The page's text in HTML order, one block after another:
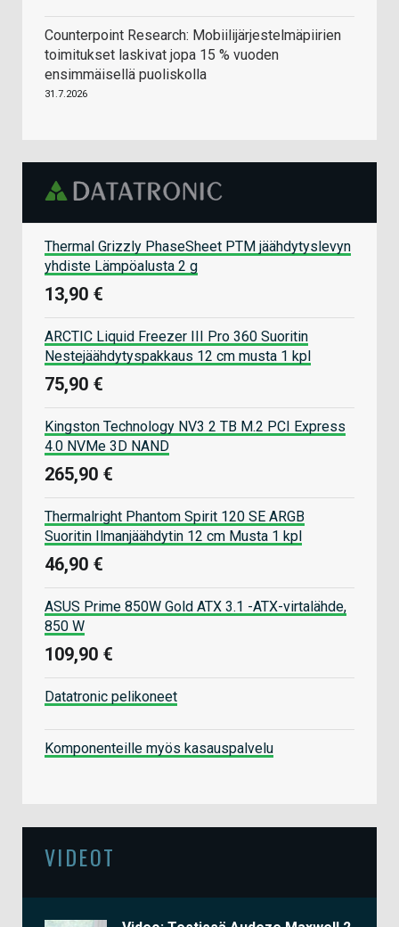
Counterpoint Research: Mobiilijärjestelmäpiirien
toimitukset laskivat jopa 15 % vuoden
ensimmäisellä puoliskolla
31.7.2026
Thermal Grizzly PhaseSheet PTM jäähdytyslevyn
yhdiste Lämpöalusta 2 g
13,90 €
ARCTIC Liquid Freezer III Pro 360 Suoritin
Nestejäähdytyspakkaus 12 cm musta 1 kpl
75,90 €
Kingston Technology NV3 2 TB M.2 PCI Express
4.0 NVMe 3D NAND
265,90 €
Thermalright Phantom Spirit 120 SE ARGB
Suoritin Ilmanjäähdytin 12 cm Musta 1 kpl
46,90 €
ASUS Prime 850W Gold ATX 3.1 -ATX-virtalähde,
850 W
109,90 €
Datatronic pelikoneet
Komponenteille myös kasauspalvelu
VIDEOT